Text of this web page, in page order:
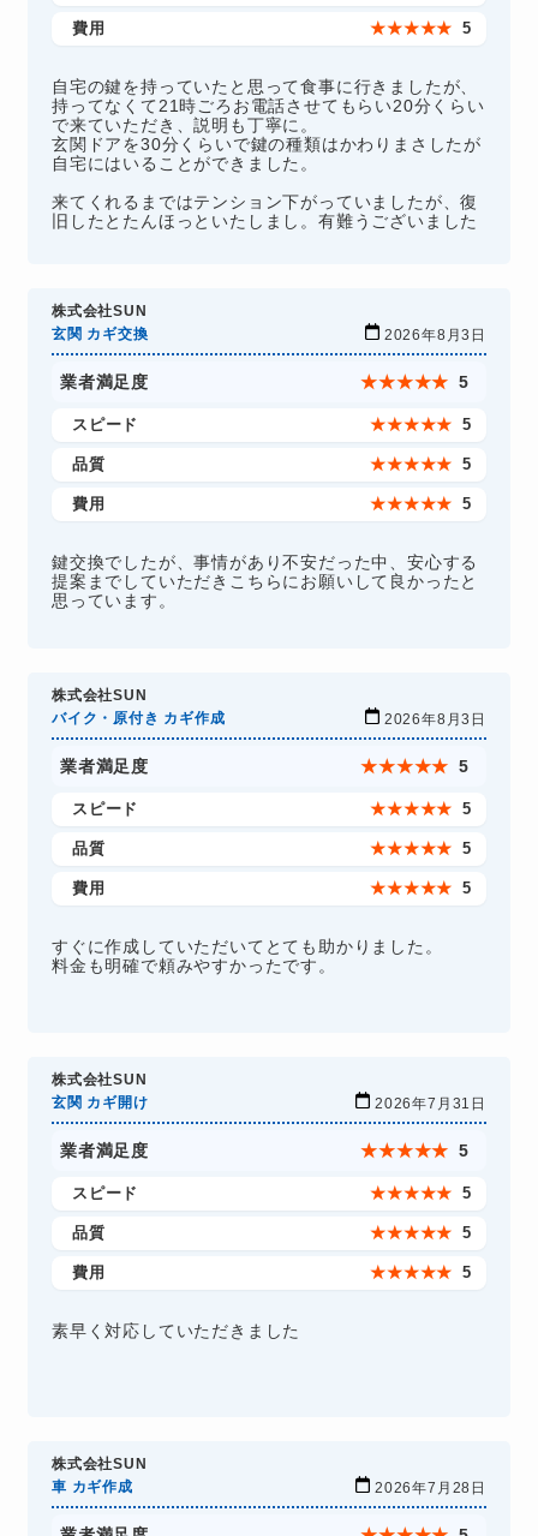
費用 ★★★★★ 5
自宅の鍵を持っていたと思って食事に行きましたが、
持ってなくて21時ごろお電話させてもらい20分くらい
で来ていただき、説明も丁寧に。
玄関ドアを30分くらいで鍵の種類はかわりまさしたが
自宅にはいることができました。
来てくれるまではテンション下がっていましたが、復
旧したとたんほっといたしまし。有難うございました
株式会社SUN
玄関 カギ交換
2026年8月3日
業者満足度 ★★★★★ 5
スピード ★★★★★ 5
品質 ★★★★★ 5
費用 ★★★★★ 5
鍵交換でしたが、事情があり不安だった中、安心する
提案までしていただきこちらにお願いして良かったと
思っています。
株式会社SUN
バイク・原付き カギ作成
2026年8月3日
業者満足度 ★★★★★ 5
スピード ★★★★★ 5
品質 ★★★★★ 5
費用 ★★★★★ 5
すぐに作成していただいてとても助かりました。
料金も明確で頼みやすかったです。
株式会社SUN
玄関 カギ開け
2026年7月31日
業者満足度 ★★★★★ 5
スピード ★★★★★ 5
品質 ★★★★★ 5
費用 ★★★★★ 5
素早く対応していただきました
株式会社SUN
車 カギ作成
2026年7月28日